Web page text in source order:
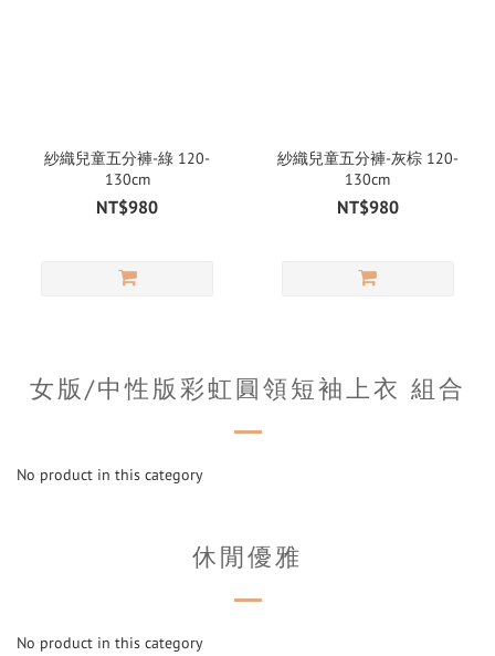
紗織兒童五分褲-綠 120-
130cm
NT$980
紗織兒童五分褲-灰棕 120-
130cm
NT$980
女版/中性版彩虹圓領短袖上衣 組合
No product in this category
休閒優雅
No product in this category